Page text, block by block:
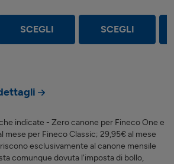
SCEGLI SCEGLI
indicate - Zero canone per Fineco One e
mese per Fineco Classic; 29,95€ al mese
esclusivamente al canone mensile
comunque dovuta l'imposta di bollo,